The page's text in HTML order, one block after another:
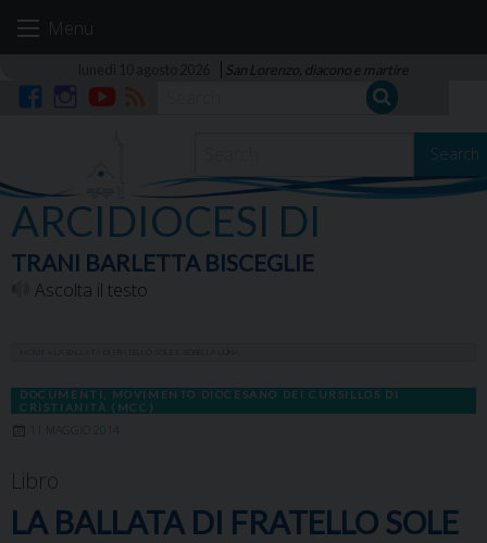
Menu
San Lorenzo, diacono e martire
Search
ARCIDIOCESI DI
TRANI BARLETTA BISCEGLIE
Ascolta il testo
DOCUMENTI
MOVIMENTO DIOCESANO DEI CURSILLOS DI
CRISTIANITÀ (MCC)
11 MAGGIO 2014
Libro
LA BALLATA DI FRATELLO SOLE